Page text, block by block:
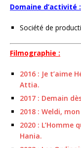
Domaine d’activité :
Société de
Filmographie :
2016 : Je t’aime
Attia.
2017 : Demain
2018 : Weldi,
2020 : L’Homme
Hania.